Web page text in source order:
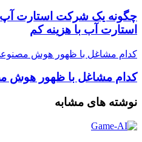
چگونه یک شرکت استارت
استارت آب با هزینه کم
کدام مشاغل با ظهور هوش
کدام مشاغل با ظهور هوش
نوشته های مشابه